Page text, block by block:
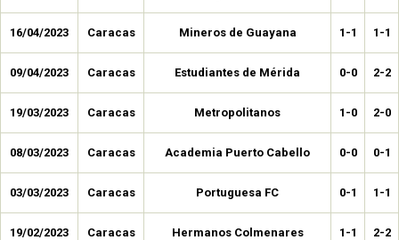
16/04/2023 Caracas Mineros de Guayana 1-1 1-1
09/04/2023 Caracas Estudiantes de Mérida 0-0 2-2
19/03/2023 Caracas Metropolitanos 1-0 2-0
08/03/2023 Caracas Academia Puerto Cabello 0-0 0-1
03/03/2023 Caracas Portuguesa FC 0-1 1-1
19/02/2023 Caracas Hermanos Colmenares 1-1 2-2